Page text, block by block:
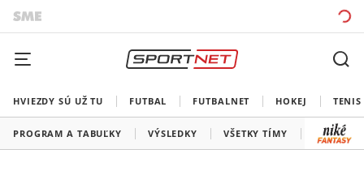
HVIEZDY SÚ UŽ TU FUTBAL FUTBALNET HOKEJ TENIS
PROGRAM A TABUĽKY VÝSLEDKY VŠETKY TÍMY